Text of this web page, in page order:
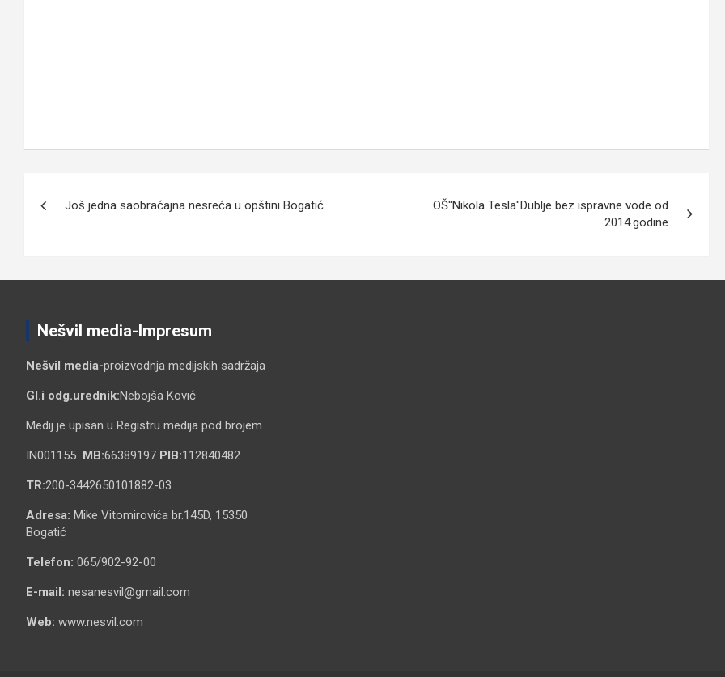
чланка
Još jedna saobraćajna nesreća u opštini Bogatić
OŠ"Nikola Tesla"Dublje bez ispravne vode od
2014.godine
Nešvil media-Impresum
Nešvil media-proizvodnja medijskih sadržaja
Gl.i odg.urednik:Nebojša Ković
Medij je upisan u Registru medija pod brojem
IN001155 MB:66389197 PIB:112840482
TR:200-3442650101882-03
Adresa: Mike Vitomirovića br.145D, 15350
Bogatić
Telefon: 065/902-92-00
E-mail: nesanesvil@gmail.com
Web: www.nesvil.com